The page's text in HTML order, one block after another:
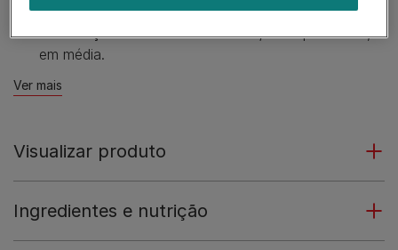
Sem adição de corantes artificiais; 1kcal por snack,
em média.
Ver mais
Visualizar produto
Ingredientes e nutrição